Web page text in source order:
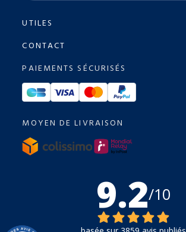
UTILES
CONTACT
PAIEMENTS SÉCURISÉS
MOYEN DE LIVRAISON
9.2/10